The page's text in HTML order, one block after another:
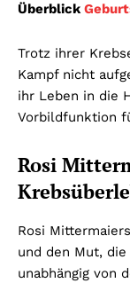
Überblick
Trotz ihrer
Kampf nicht
ihr Leben in die
Vorbildfunktion
Rosi
Rosi
und den Mut,
unabhängig von